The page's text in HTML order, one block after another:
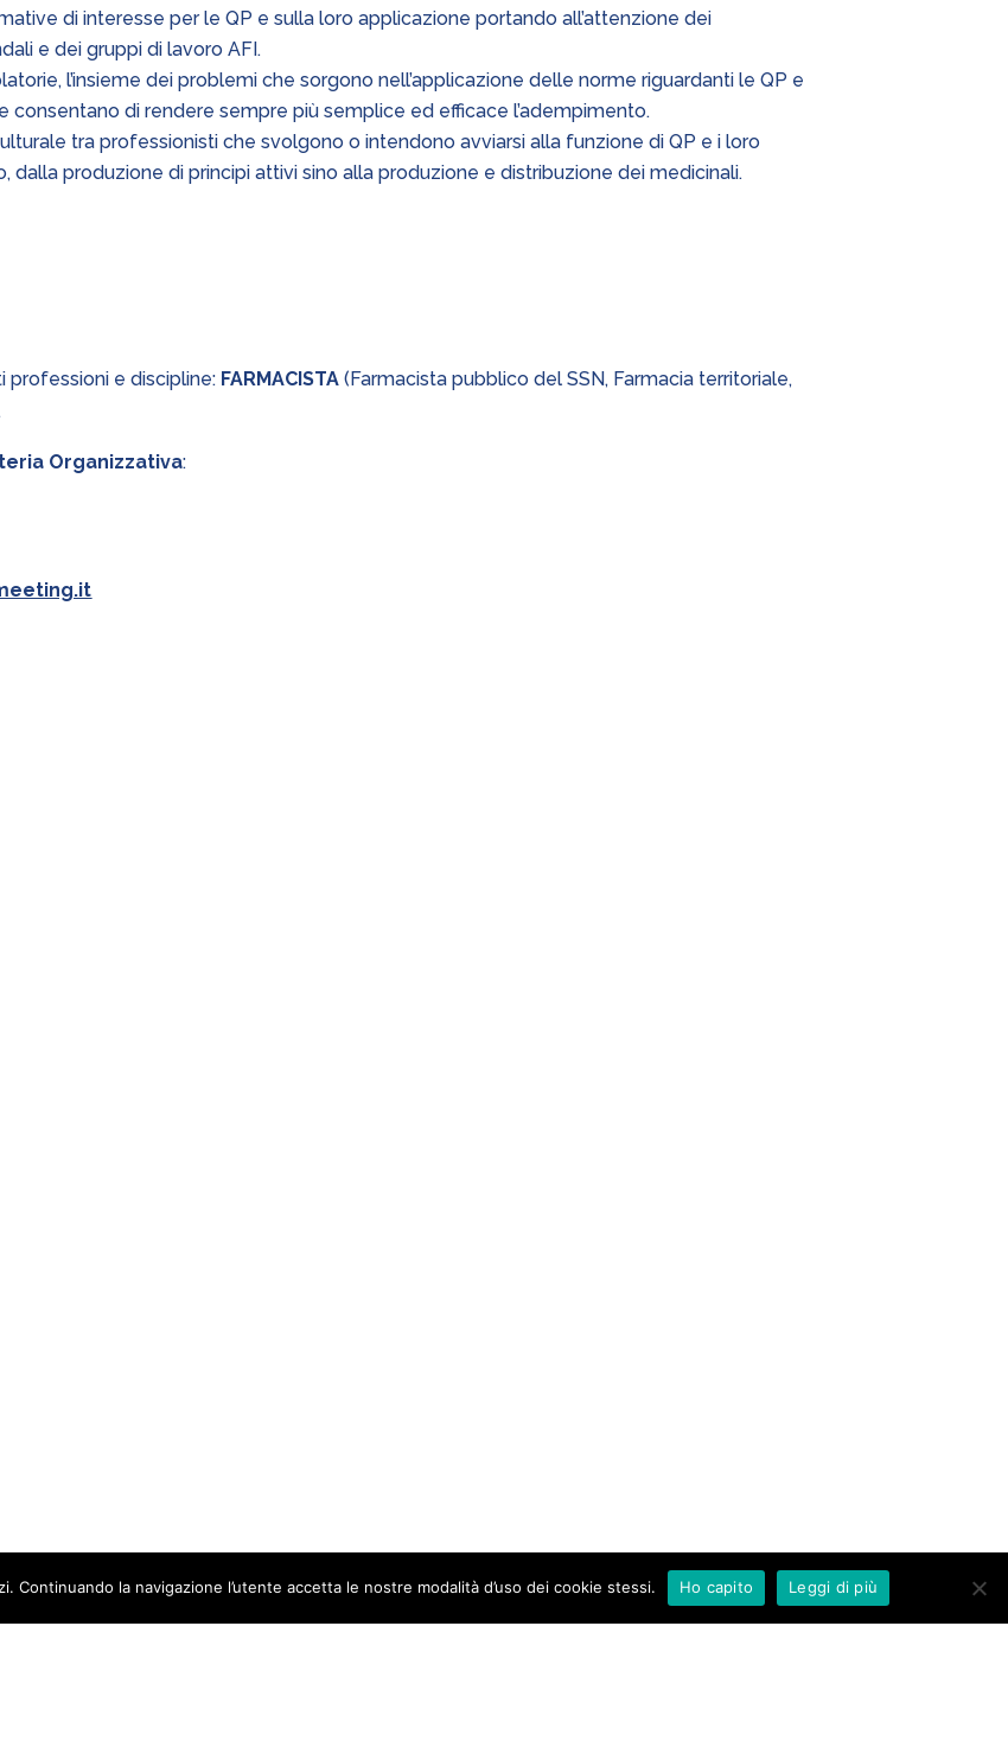
di interesse per le QP e sulla loro applicazione portando all’attenzione dei
e dei gruppi di lavoro AFI.
l’insieme dei problemi che sorgono nell’applicazione delle norme riguardanti le QP e
di rendere sempre più semplice ed efficace l’adempimento.
tra professionisti che svolgono o intendono avviarsi alla funzione di QP e i loro
dalla produzione di principi attivi sino alla produzione e distribuzione dei medicinali.
professioni e discipline: FARMACISTA (Farmacista pubblico del SSN, Farmacia territoriale,
Organizzativa:
la navigazione l’utente accetta le nostre modalità d’uso dei cookie stessi. Ho capito Leggi di più